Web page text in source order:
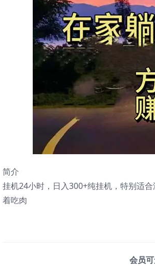
简介
挂机24小时，日入300+纯挂机，特别适
着吃肉
会员